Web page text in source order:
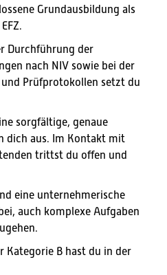
Grundausbildung als
Durchführung der
nach NIV sowie bei der
Prüfprotokollen setzt du
sorgfältige, genaue
dich aus. Im Kontakt mit
trittst du offen und
eine unternehmerische
auch komplexe Aufgaben
Kategorie B hast du in der